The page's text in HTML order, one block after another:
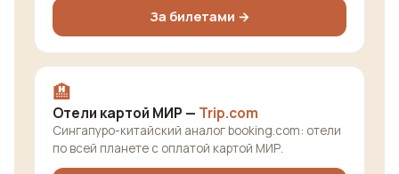
За билетами →
🏨
Отели картой МИР — Trip.com
Сингапуро-китайский аналог booking.com: отели
по всей планете с оплатой картой МИР.